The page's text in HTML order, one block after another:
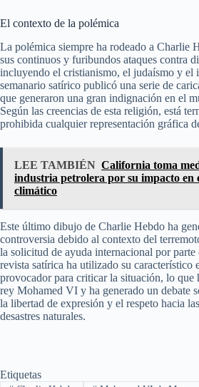
El contexto de la polémica
La polémica siempre ha rodeado a Charlie
sus continuos y furibundos ataques contra
incluyendo el cristianismo, el judaísmo y el
semanario satírico publicó una serie de
que generaron una gran indignación en el
Según las creencias de esta religión, está
prohibida cualquier representación gráfica
LEE TAMBIÉN California toma
industria petrolera por su impacto en
climático
Este último dibujo de Charlie Hebdo ha
controversia debido al contexto del
la solicitud de ayuda internacional por parte
revista satírica ha utilizado su característico
provocador para criticar la situación, lo que
rey Mohamed VI y ha generado un debate
la libertad de expresión y el respeto hacia
desastres naturales.
Etiquetas